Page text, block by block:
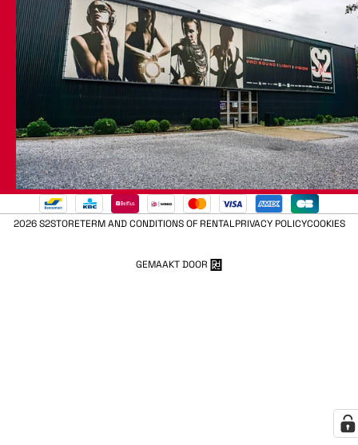
2026 S2STORETERM AND CONDITIONS OF RENTALPRIVACY POLICYCOOKIES
GEMAAKT DOOR